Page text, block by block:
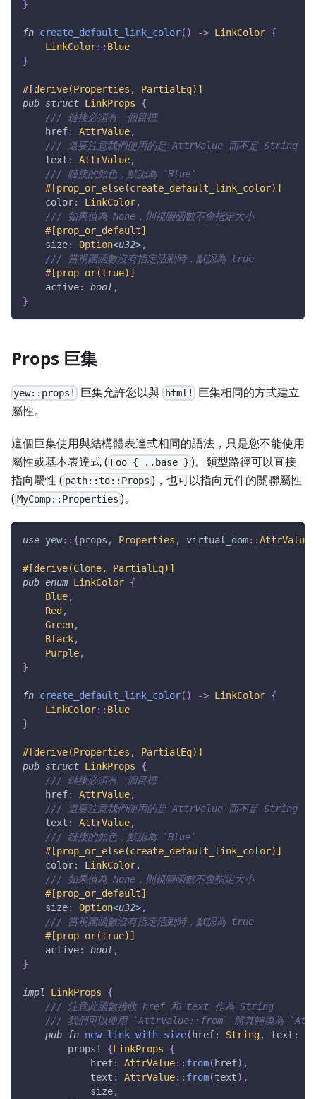
}
fn create_default_link_color( ) -> LinkColor {
LinkColor:: Blue
}
#[derive(Properties, PartialEq)]
pub struct LinkProps
{
/// 鏈接必須有一個目標
    href
: AttrValue,
/// 還要注意我們使用的是 AttrValue 而不是 String
    text
: AttrValue,
/// 鏈接的顏色，默認為 `Blue`
#[prop_or_else(create_default_link_color)]
    color
: LinkColor,
/// 如果值為 None，則視圖函數不會指定大小
#[prop_or_default]
    size
: Option<u32>,
/// 當視圖函數沒有指定活動時，默認為 true
#[prop_or(true)]
    active
: bool ,
}
Props 巨集
yew::props! 巨集允許您以與 html! 巨集相同的方式建立
屬性。
這個巨集使用與結構體表達式相同的語法，只是您不能使用
屬性或基本表達式 ( Foo { ..base } )。類型路徑可以直接
指向屬性 ( path::to::Props )，也可以指向元件的關聯屬性
( MyComp::Properties )。
use yew:: {props , Properties , virtual_dom::AttrValue
#[derive(Clone, PartialEq)]
pub enum LinkColor {
Blue,
Red ,
Green,
Black,
Purple,
}
fn create_default_link_color( ) -> LinkColor {
LinkColor:: Blue
}
#[derive(Properties, PartialEq)]
pub struct LinkProps
{
/// 鏈接必須有一個目標
    href
: AttrValue,
/// 還要注意我們使用的是 AttrValue 而不是 String
    text
: AttrValue,
/// 鏈接的顏色，默認為 `Blue`
#[prop_or_else(create_default_link_color)]
    color
: LinkColor,
/// 如果值為 None，則視圖函數不會指定大小
#[prop_or_default]
    size
: Option<u32>,
/// 當視圖函數沒有指定活動時，默認為 true
#[prop_or(true)]
    active
: bool ,
}
impl LinkProps
{
/// 注意此函數接收 href 和 text 作為 String
/// 我們可以使用 `AttrValue::from` 將其轉換為
pub
fn new_link_with_size( href: String, text :
props!
{LinkProps
{
            href
: AttrValue:: from( href) ,
            text
: AttrValue:: from(text) ,
            size
,